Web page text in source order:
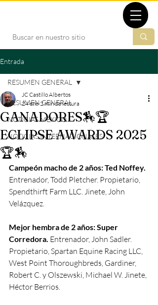
Entrada
RESUMEN GENERAL
NOTICIAS MÉXICO
NOTICIAS INTERNACIONALES
RESUMEN GENERAL
GANADORES🏇🏆
ECLIPSE AWARDS 2025
🏆🏇
JC Castillo Albertos
24 ene 2 min de lectura
Campeón macho de 2 años:Ted Noffey.
Entrenador, Todd Pletcher. Propietario,
Spendthirft Farm LLC. Jinete, John
Velázquez.
Mejor hembra de 2 años: Super
Corredora. Entrenador, John Sadler.
Propietario, Spartan Equine Racing LLC,
West Point Thoroughbreds, Gardiner,
Robert C. y Olszewski, Michael W. Jinete,
Héctor Berrios.